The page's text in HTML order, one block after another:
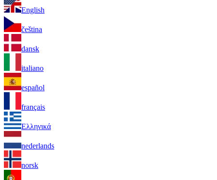
English
čeština
dansk
italiano
español
français
Ελληνικά
nederlands
norsk